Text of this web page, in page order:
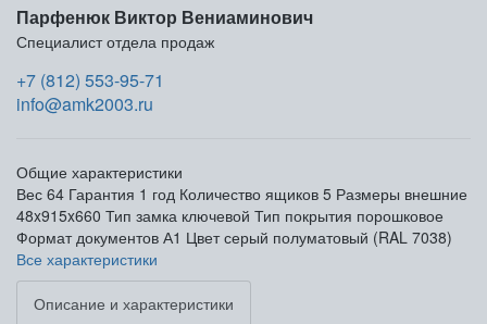
Парфенюк Виктор Вениаминович
Специалист отдела продаж
+7 (812) 553-95-71
info@amk2003.ru
Общие характеристики
Вес 64 Гарантия 1 год Количество ящиков 5 Размеры внешние
48x915x660 Тип замка ключевой Тип покрытия порошковое
Формат документов А1 Цвет серый полуматовый (RAL 7038)
Все характеристики
Описание и характеристики